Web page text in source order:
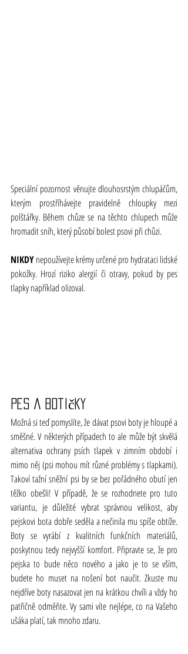
Speciální pozornost věnujte dlouhosrstým chlupáčům,
kterým prostříhávejte pravidelně chloupky mezi
polštářky. Během chůze se na těchto chlupech může
hromadit sníh, který působí bolest psovi při chůzi.
NIKDY nepoužívejte krémy určené pro hydrataci lidské
pokožky. Hrozí riziko alergií či otravy, pokud by pes
tlapky například olizoval.
Pes a botičky
Možná si teď pomyslíte, že dávat psovi boty je hloupé a
směšné. V některých případech to ale může být skvělá
alternativa ochrany psích tlapek v zimním období i
mimo něj (psi mohou mít různé problémy s tlapkami).
Takoví tažní sněžní psi by se bez pořádného obutí jen
těžko obešli! V případě, že se rozhodnete pro tuto
variantu, je důležité vybrat správnou velikost, aby
pejskovi bota dobře seděla a nečinila mu spíše obtíže.
Boty se vyrábí z kvalitních funkčních materiálů,
poskytnou tedy nejvyšší komfort. Připravte se, že pro
pejska to bude něco nového a jako je to se vším,
budete ho muset na nošení bot naučit. Zkuste mu
nejdříve boty nasazovat jen na krátkou chvíli a vždy ho
patřičně odměňte. Vy sami víte nejlépe, co na Vašeho
ušáka platí, tak mnoho zdaru.